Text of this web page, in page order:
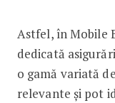
Astfel, în Mobile
dedicată
o gamă variată
relevante și pot